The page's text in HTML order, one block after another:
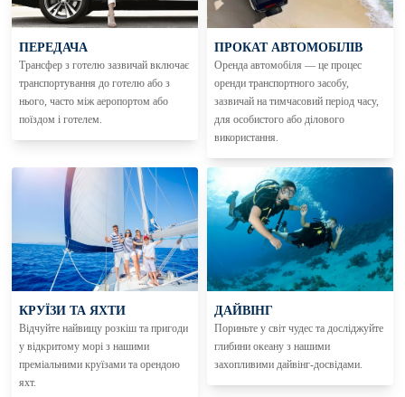
ПЕРЕДАЧА
Трансфер з готелю зазвичай включає
транспортування до готелю або з
нього, часто між аеропортом або
поїздом і готелем.
ПРОКАТ АВТОМОБІЛІВ
Оренда автомобіля — це процес
оренди транспортного засобу,
зазвичай на тимчасовий період часу,
для особистого або ділового
використання.
КРУЇЗИ ТА ЯХТИ
Відчуйте найвищу розкіш та пригоди
у відкритому морі з нашими
преміальними круїзами та орендою
яхт.
ДАЙВІНГ
Пориньте у світ чудес та досліджуйте
глибини океану з нашими
захопливими дайвінг-досвідами.